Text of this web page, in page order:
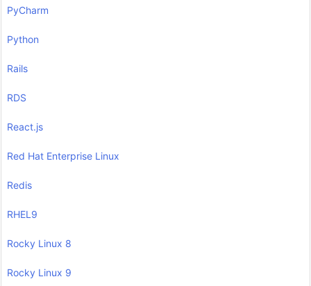
PyCharm
Python
Rails
RDS
React.js
Red Hat Enterprise Linux
Redis
RHEL9
Rocky Linux 8
Rocky Linux 9